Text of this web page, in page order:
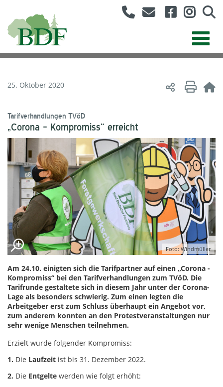
25. Oktober 2020
Tarifverhandlungen TVöD
„Corona – Kompromiss“ erreicht
Foto: Windmüller
Am 24.10. einigten sich die Tarifpartner auf einen „Corona -
Kompromiss“ bei den Tarifverhandlungen zum TVöD. Die
Tarifrunde gestaltete sich in diesem Jahr unter der Corona-
Lage als besonders schwierig. Zum einen legten die
Arbeitgeber erst zum Schluss überhaupt ein Angebot vor,
zum anderem konnten an den Protestveranstaltungen nur
sehr wenige Menschen teilnehmen.
Erzielt wurde folgender Kompromiss:
1. Die Laufzeit ist bis 31. Dezember 2022.
2. Die Entgelte werden wie folgt erhöht: